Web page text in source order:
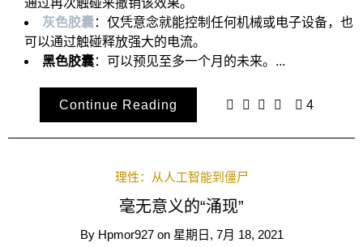
通过再次触碰来撤销该效果。
灰色胶囊：仅凭意念就能控制任何机械或电子设备，也
可以通过触碰释放强大的电流。
黑色胶囊：可以预见至多一个月的未来。...
Continue Reading 4
理性：从人工智能到僵尸
毫无意义的“涌现”
By Hpmor927 on 星期日, 7月 18, 2021